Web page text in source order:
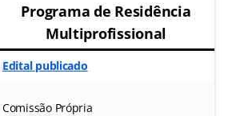
Programa de Residência
Multiprofissional
Edital publicado
Comissão Própria